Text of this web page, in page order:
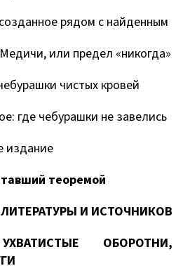
рядом с найденным
или предел «никогда»
чистых кровей
где чебурашки не завелись
издание
теоремой
И ИСТОЧНИКОВ
ОБОРОТНИ,